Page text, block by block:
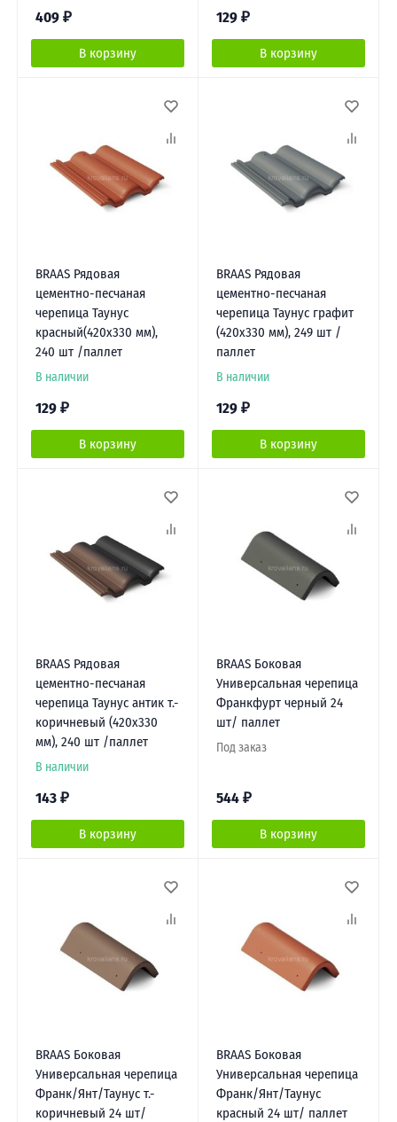
409 ₽
В корзину
129 ₽
В корзину
BRAAS Рядовая
цементно-песчаная
черепица Таунус
красный(420х330 мм),
240 шт /паллет
В наличии
129 ₽
В корзину
BRAAS Рядовая
цементно-песчаная
черепица Таунус графит
(420х330 мм), 249 шт /
паллет
В наличии
129 ₽
В корзину
BRAAS Рядовая
цементно-песчаная
черепица Таунус антик т.-
коричневый (420х330
мм), 240 шт /паллет
В наличии
143 ₽
В корзину
BRAAS Боковая
Универсальная черепица
Франкфурт черный 24
шт/ паллет
Под заказ
544 ₽
В корзину
BRAAS Боковая
Универсальная черепица
Франк/Янт/Таунус т.-
коричневый 24 шт/
BRAAS Боковая
Универсальная черепица
Франк/Янт/Таунус
красный 24 шт/ паллет